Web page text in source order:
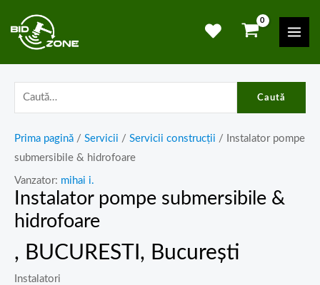
content
Caută
Prima pagină / Servicii / Servicii construcții / Instalator pompe
submersibile & hidrofoare
Vanzator: mihai i.
Instalator pompe submersibile &
hidrofoare
, BUCURESTI, București
Instalatori